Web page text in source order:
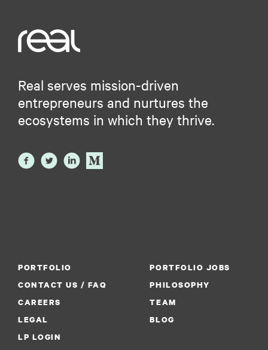
Real serves mission-driven
entrepreneurs and nurtures the
ecosystems in which they thrive.
PORTFOLIO
PORTFOLIO JOBS
CONTACT US / FAQ
PHILOSOPHY
CAREERS
TEAM
LEGAL
BLOG
LP LOGIN